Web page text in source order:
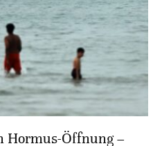
Hormus-Öffnung –